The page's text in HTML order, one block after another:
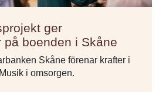
ger
på boenden i Skåne
Skåne förenar krafter i
i omsorgen.